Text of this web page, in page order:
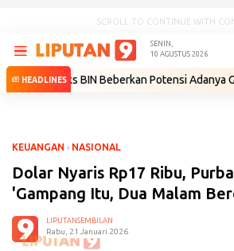
SCROLL TO CONTINUE WITH
SENIN,
10 AGUSTUS 2026
HEADLINES
• Eks BIN Beberkan Potensi Adanya
KEUANGAN › NASIONAL
Dolar Nyaris Rp17 Ribu,
'Gampang Itu, Dua Malam
LIPUTANSEMBILAN
Rabu, 21 Januari 2026